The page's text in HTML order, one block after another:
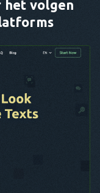
het volgen